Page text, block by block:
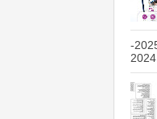
التسجيل في ماستر القانون بكلية مكناس 2025-
2024